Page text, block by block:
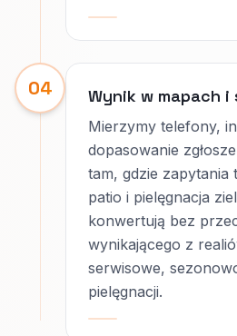
04 Wynik w mapach i
Mierzymy telefony,
dopasowanie
tam, gdzie zapytania
patio i pielęgnacja
konwertują bez
wynikającego z
serwisowe,
pielęgnacji.